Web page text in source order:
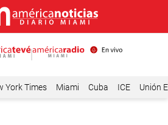
York Times Miami Cuba ICE Unión